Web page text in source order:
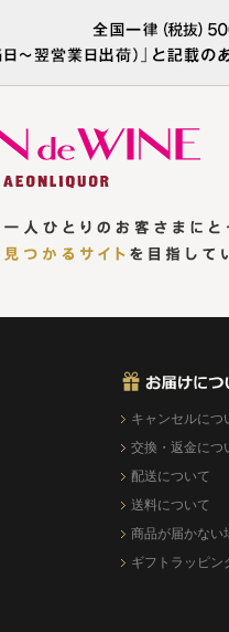
キャンセルにつ
交換・返金につ
配送について
送料について
商品が届かない
ギフトラッピン